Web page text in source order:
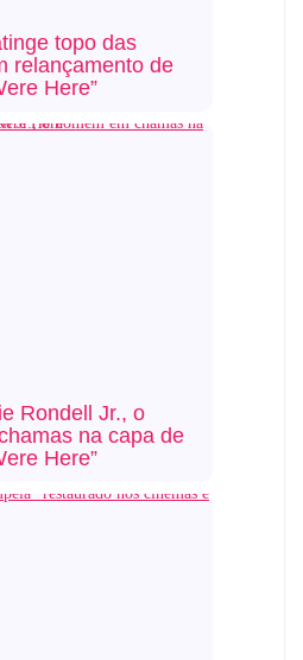
topo das
relançamento de
Here”
“Wish You Were Here”
Rondell Jr., o
na capa de
Here”